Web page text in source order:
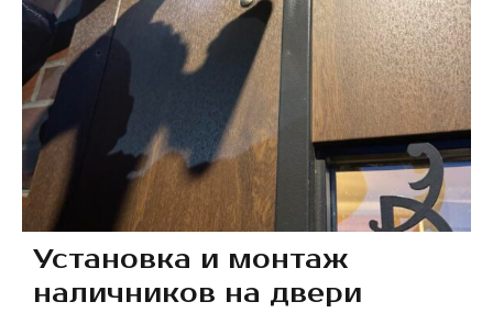
воздух и шум, царапает пол. Ее трудно
закрыть или ...
Установка и монтаж
наличников на двери